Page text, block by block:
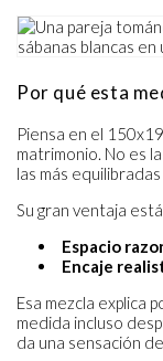
Por qué esta
Piensa en el
matrimonio. No es
las más
Su gran ventaja
Espacio
Encaje
Esa mezcla explica
medida incluso
da una sensación